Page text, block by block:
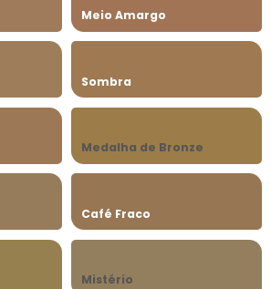
Meio Amargo
Sombra
Medalha de Bronze
Café Fraco
Mistério